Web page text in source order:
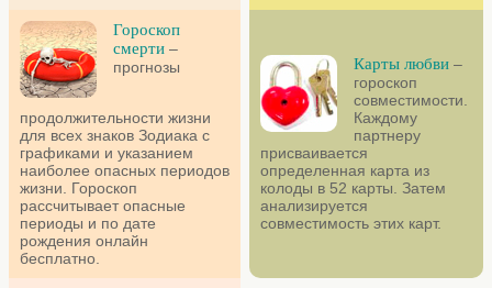
Гороскоп
смерти –
прогнозы
продолжительности жизни
для всех знаков Зодиака с
графиками и указанием
наиболее опасных периодов
жизни. Гороскоп
рассчитывает опасные
периоды и по дате
рождения онлайн
бесплатно.
Карты любви –
гороскоп
совместимости.
Каждому
партнеру
присваивается
определенная карта из
колоды в 52 карты. Затем
анализируется
совместимость этих карт.